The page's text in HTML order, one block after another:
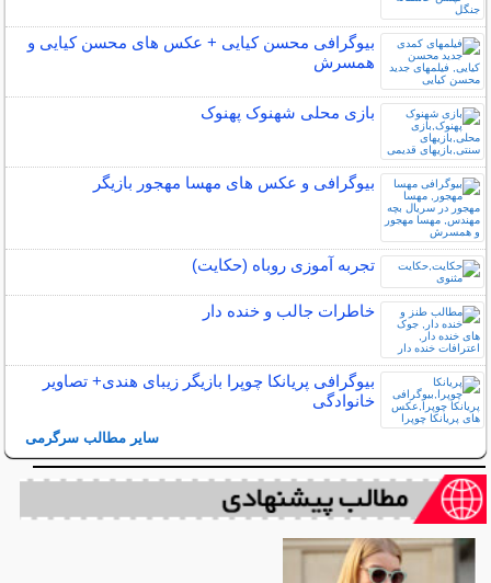
بیوگرافی محسن کیایی + عکس های محسن کیایی و
همسرش
بازی محلی شهنوک پهنوک
بیوگرافی و عکس های مهسا مهجور بازیگر
تجربه آموزی روباه (حکایت)
خاطرات جالب و خنده دار
بیوگرافی پریانکا چوپرا بازیگر زیبای هندی+ تصاویر
خانوادگی
سایر مطالب سرگرمی